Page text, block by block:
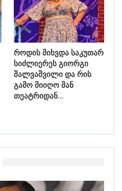
როდის მიხვდა საკუთარ
სიძლიერეს გიორგი
შალვაშვილი და რის
გამო მიიღო მან
თეატრიდან…